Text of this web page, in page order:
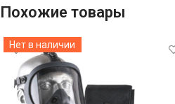
Похожие товары
Нет в наличии